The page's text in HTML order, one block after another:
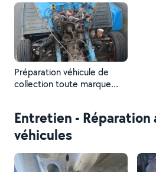
Préparation véhicule de
collection toute marque
Entretien - Réparation
véhicules